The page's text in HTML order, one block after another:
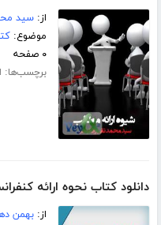
از:سید
موضوع:
۰ صفحه
برچسب‌ها:
دانلود کتاب نحوه ارائه
از:بهمن